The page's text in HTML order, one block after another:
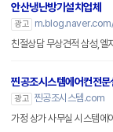
안산냉난방기설치업체
광고
친절상담 무상견적 삼성,엘
찐공조시스템에어컨전문
광고 찐공조시스템.com
가정 상가 사무실 시스템에